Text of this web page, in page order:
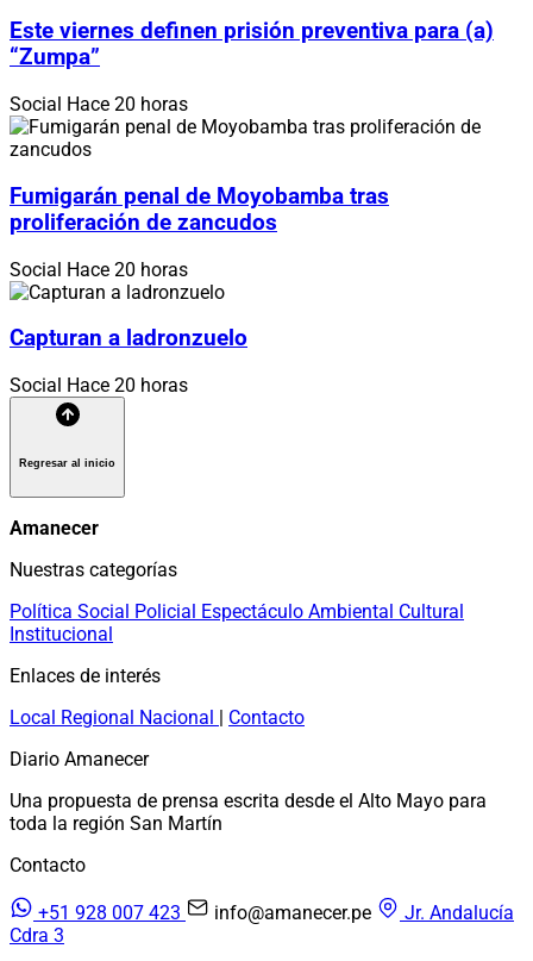
Este viernes definen prisión preventiva para (a)
“Zumpa”
Social Hace 20 horas
Fumigarán penal de Moyobamba tras
proliferación de zancudos
Social Hace 20 horas
Capturan a ladronzuelo
Social Hace 20 horas
Regresar al inicio
Amanecer
Nuestras categorías
Política Social Policial Espectáculo Ambiental Cultural
Institucional
Enlaces de interés
Local Regional Nacional | Contacto
Diario Amanecer
Una propuesta de prensa escrita desde el Alto Mayo para
toda la región San Martín
Contacto
+51 928 007 423 info@amanecer.pe
Jr. Andalucía
Cdra 3